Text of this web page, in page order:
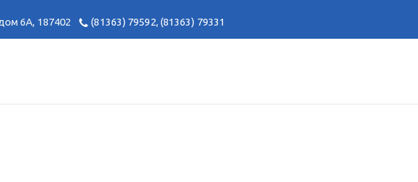
6А, 187402 (81363) 79592,(81363) 79331